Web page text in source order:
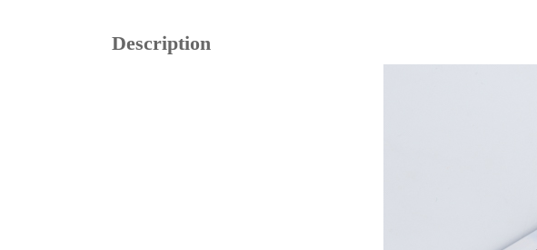
Description